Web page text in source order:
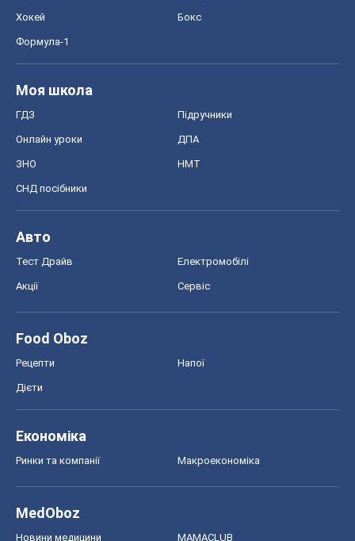
Хокей Бокс
Формула-1
Моя школа
ГДЗ Підручники
Онлайн уроки ДПА
ЗНО НМТ
СНД посібники
Авто
Тест Драйв Електромобілі
Акції Сервіс
Food Oboz
Рецепти Напої
Дієти
Економіка
Ринки та компанії Макроекономіка
MedOboz
Новини медицини MAMACLUB